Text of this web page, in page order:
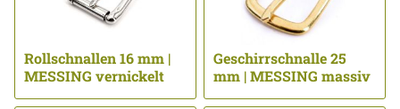
Rollschnallen 16 mm |
MESSING vernickelt
Geschirrschnalle 25
mm | MESSING massiv